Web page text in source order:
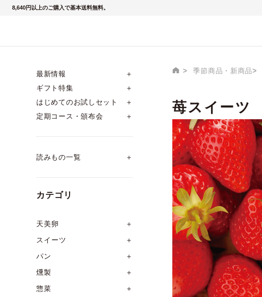
8,640円以上のご購入で基本送料無料。
最新情報
＋
ギフト特集
＋
はじめてのお試しセット
＋
定期コース・頒布会
＋
読みもの一覧 ＋
カテゴリ
天美卵
＋
スイーツ
＋
パン
＋
燻製
＋
惣菜
＋
季節商品・新商品
苺スイーツ